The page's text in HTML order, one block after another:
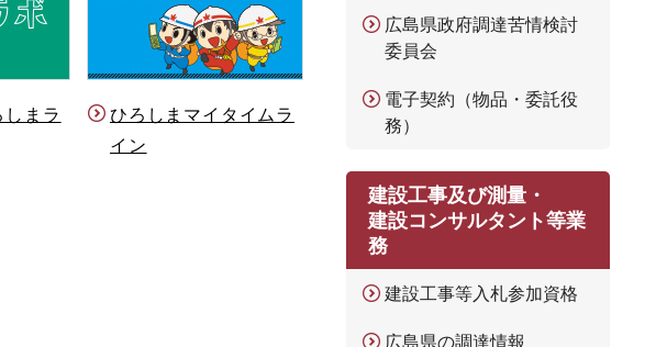
まラ
ひろしまマイタイムラ
イン
広島県政府調達苦情検討
委員会
電子契約（物品・委託役
務）
建設工事及び測量・
建設コンサルタント等業
務
建設工事等入札参加資格
広島県の調達情報